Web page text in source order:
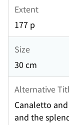
Extent
177 p
Size
30 cm
Alternative
Canaletto
and the